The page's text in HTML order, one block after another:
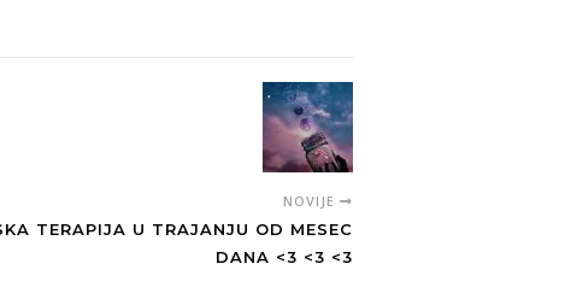
NOVIJE
TERAPIJA U TRAJANJU OD MESEC
DANA <3 <3 <3